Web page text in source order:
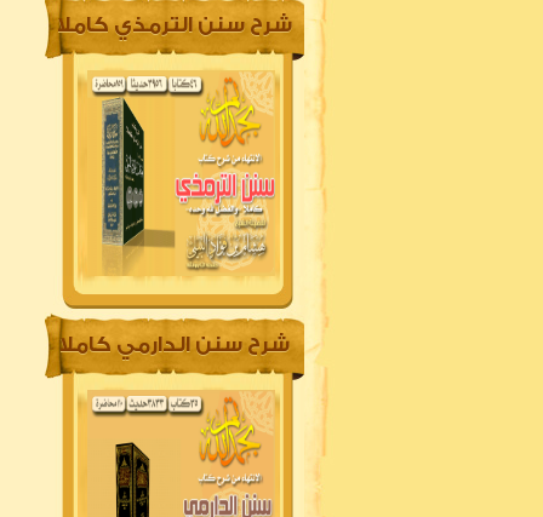
شرح سنن الترمذي كاملا
شرح سنن الدارمي كاملا